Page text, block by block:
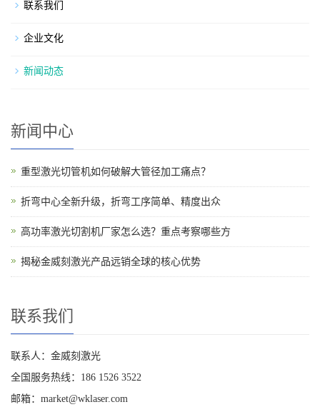
联系我们
企业文化
新闻动态
新闻中心
重型激光切管机如何破解大管径加工痛点？
折弯中心全新升级，折弯工序简单、精度出众
高功率激光切割机厂家怎么选？重点考察哪些方
揭秘金威刻激光产品远销全球的核心优势
联系我们
联系人：金威刻激光
全国服务热线：186 1526 3522
邮箱：market@wklaser.com